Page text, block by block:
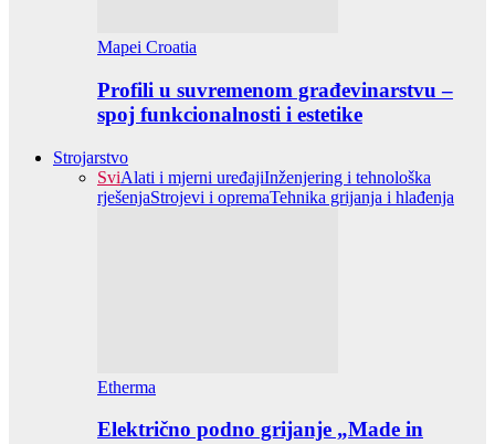
Mapei Croatia
Profili u suvremenom građevinarstvu –
spoj funkcionalnosti i estetike
Strojarstvo
SviAlati i mjerni uređajiInženjering i tehnološka
rješenjaStrojevi i opremaTehnika grijanja i hlađenja
Etherma
Električno podno grijanje „Made in